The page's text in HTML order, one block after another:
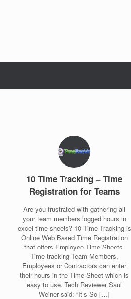
10 Time Tracking – Time
Registration for Teams
Are you frustrated with gathering all
your team members logged hours in
excel time sheets? 10 Time Tracking is
Online Web Based Time Registration
that offers Employee Time Sheets.
Time tracking Team Members,
Employees or Contractors can enter
their hours in the Time Sheet which is
easy to use. Tech Reviewer Saul
Weiner said: “It’s So […]